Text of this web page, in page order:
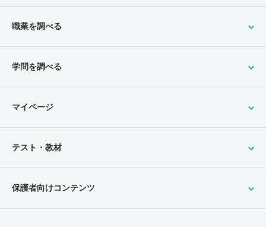
職業を調べる
学問を調べる
マイページ
テスト・教材
保護者向けコンテンツ